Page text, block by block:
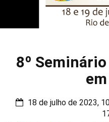
8º
18 de julho de 2023,